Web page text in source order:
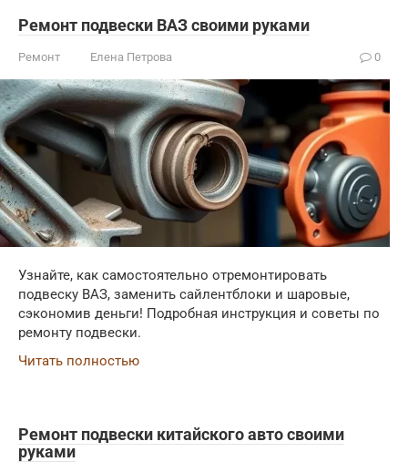
Ремонт подвески ВАЗ своими руками
Ремонт Елена Петрова 0
Узнайте, как самостоятельно отремонтировать
подвеску ВАЗ, заменить сайлентблоки и шаровые,
сэкономив деньги! Подробная инструкция и советы по
ремонту подвески.
Читать полностью
Ремонт подвески китайского авто своими
руками